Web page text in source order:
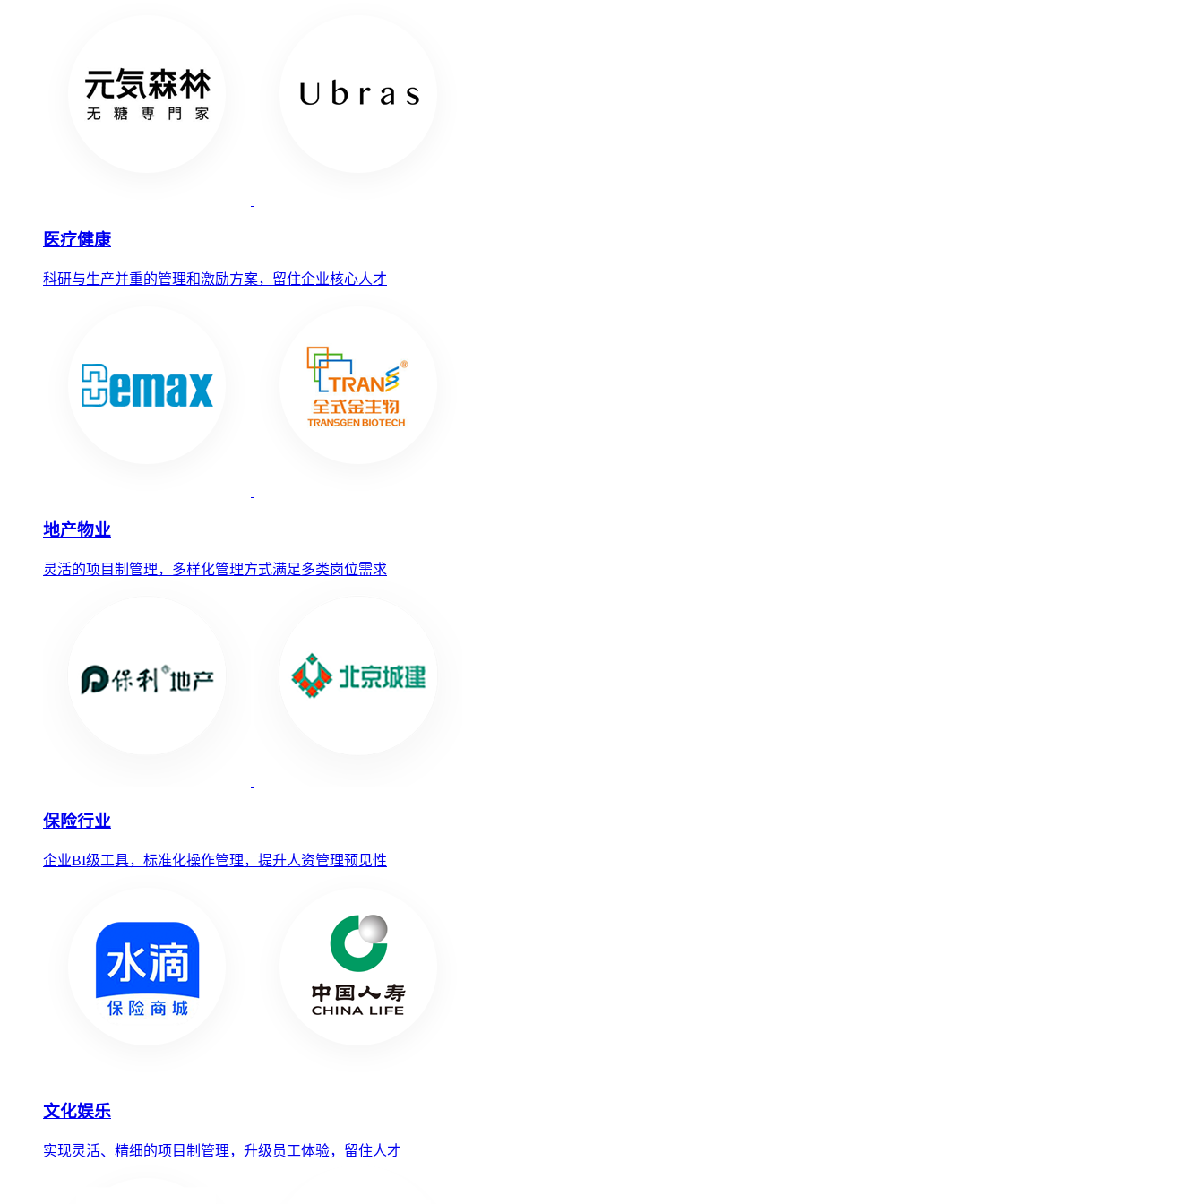
医疗健康
科研与生产并重的管理和激励方案，留住企业核心人才
地产物业
灵活的项目制管理，多样化管理方式满足多类岗位需求
保险行业
企业BI级工具，标准化操作管理，提升人资管理预见性
文化娱乐
实现灵活、精细的项目制管理，升级员工体验，留住人才